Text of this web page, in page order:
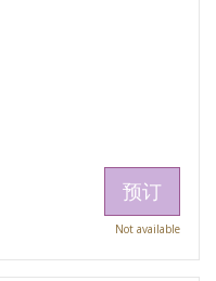
预订
Not available